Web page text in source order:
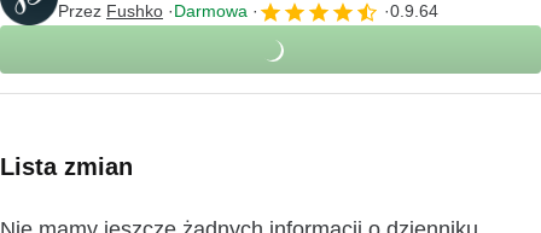
Przez Fushko Darmowa 0.9.64
Lista zmian